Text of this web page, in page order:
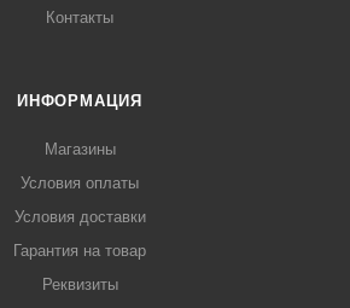
Контакты
ИНФОРМАЦИЯ
Магазины
Условия оплаты
Условия доставки
Гарантия на товар
Реквизиты